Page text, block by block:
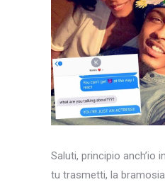
Saluti, principio
tu trasmetti, la